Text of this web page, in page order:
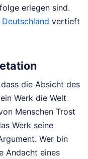
erlegen sind.
Deutschland vertieft
die Absicht des
Werk die Welt
Menschen Trost
Werk seine
Wer bin
Andacht eines